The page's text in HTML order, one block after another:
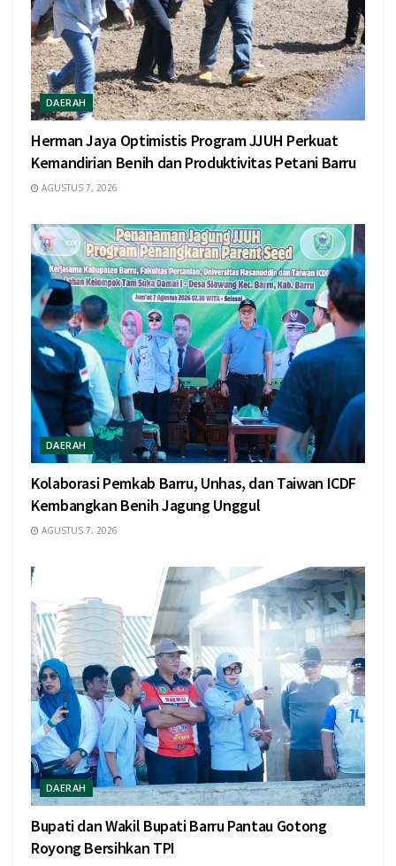
DAERAH
Herman Jaya Optimistis Program JJUH Perkuat
Kemandirian Benih dan Produktivitas Petani Barru
AGUSTUS 7, 2026
DAERAH
Kolaborasi Pemkab Barru, Unhas, dan Taiwan ICDF
Kembangkan Benih Jagung Unggul
AGUSTUS 7, 2026
DAERAH
Bupati dan Wakil Bupati Barru Pantau Gotong
Royong Bersihkan TPI